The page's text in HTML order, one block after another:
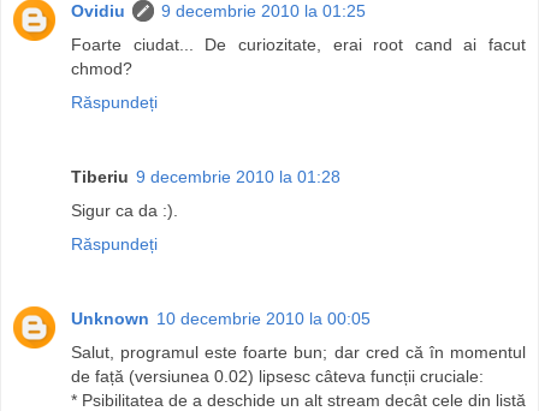
Ovidiu
9 decembrie 2010 la 01:25
Foarte ciudat... De curiozitate, erai root cand ai facut
chmod?
Răspundeți
Tiberiu 9 decembrie 2010 la 01:28
Sigur ca da :).
Răspundeți
Unknown 10 decembrie 2010 la 00:05
Salut, programul este foarte bun; dar cred că în momentul
de față (versiunea 0.02) lipsesc câteva funcții cruciale:
* Psibilitatea de a deschide un alt stream decât cele din listă